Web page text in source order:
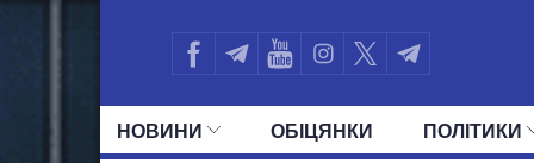
НОВИНИ ОБIЦЯНКИ ПОЛIТИКИ